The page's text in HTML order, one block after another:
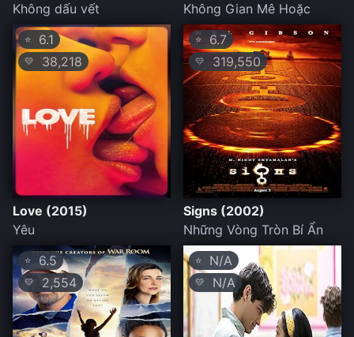
Không dấu vết
Không Gian Mê Hoặc
⭐ 6.1
💛 38,218
Love (2015)
Yêu
⭐ 6.7
💛 319,550
Signs (2002)
Những Vòng Tròn Bí Ẩn
⭐ 6.5
💛 2,554
⭐ N/A
💛 N/A